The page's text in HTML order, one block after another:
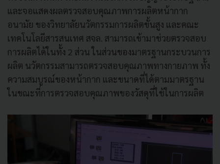
และจอแสดงผลตรวจสอบคุณภาพการผลิตหน้ากาก
อนามัย ของวิทยาลัยนวัตกรรมการผลิตขั้นสูง และคณะ
เทคโนโลยีสารสนเทศ สจล. สามารถเข้ามาช่วยตรวจสอบ
การผลิตได้ในทั้ง 2 ส่วน ในส่วนของมาตรฐานกระบวนการ
ผลิต นวัตกรรมสามารถตรวจสอบคุณภาพทางกายภาพ ทั้ง
ความสมบูรณ์ของหน้ากาก และขนาดที่ได้ตามมาตรฐาน
ในขณะที่การตรวจสอบคุณภาพของวัสดุที่ใช้ในการผลิต